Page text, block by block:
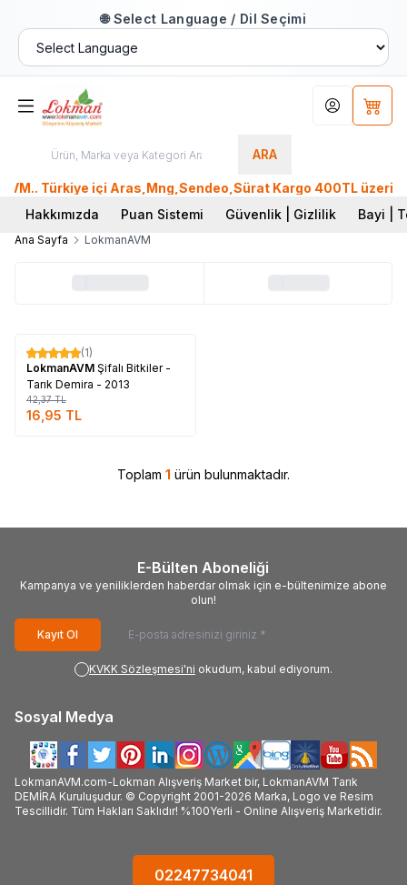
🌐 Select Language / Dil Seçimi
ARA
Hesabım
Türkiye içi Aras,Mng,Sendeo,Sürat Kargo 400TL üzeri,
Hakkımızda
Puan Sistemi Güvenlik | Gizlilik Bayi |
Ana Sayfa LokmanAVM
%60
(1)
LokmanAVM Şifalı Bitkiler -
Tarık Demira - 2013
42,37TL
16,95 TL
Toplam 1 ürün bulunmaktadır.
E-Bülten Aboneliği
Kampanya ve yeniliklerden haberdar olmak için e-bültenimize abone
olun!
Kayıt Ol
KVKK Sözleşmesi'ni okudum, kabul ediyorum.
Sosyal Medya
LokmanAVM.com-Lokman Alışveriş Market bir, LokmanAVM Tarık
DEMİRA Kuruluşudur. © Copyright 2001-2026 Marka, Logo ve Resim
Tescillidir. Tüm Hakları Saklıdır! %100Yerli - Online Alışveriş Marketidir.
02247734041